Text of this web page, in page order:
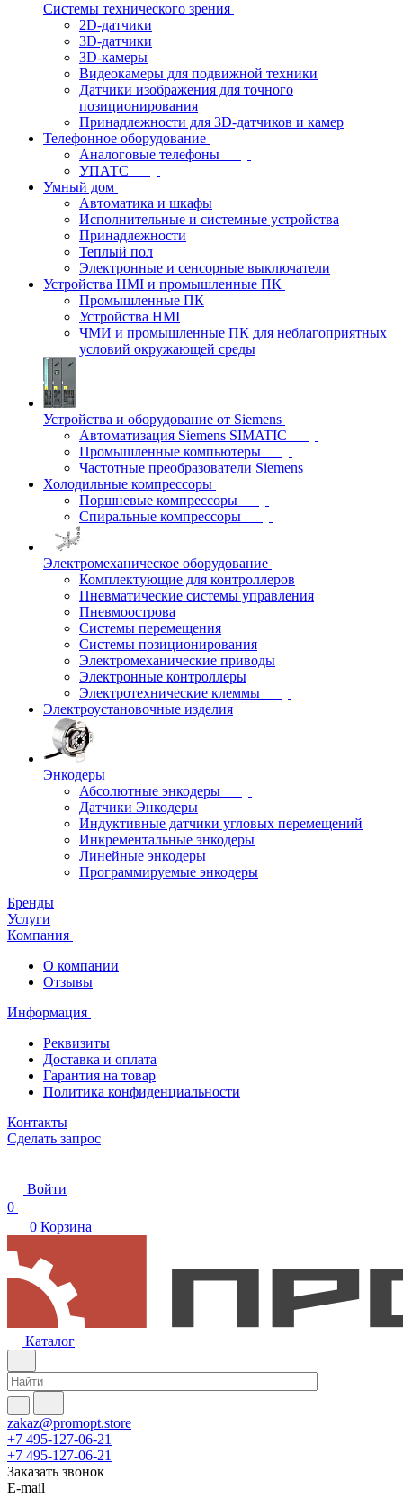
Системы технического зрения
2D-датчики
3D-датчики
3D-камеры
Видеокамеры для подвижной техники
Датчики изображения для точного
позиционирования
Принадлежности для 3D-датчиков и камер
Телефонное оборудование
Аналоговые телефоны
УПАТС
Умный дом
Автоматика и шкафы
Исполнительные и системные устройства
Принадлежности
Теплый пол
Электронные и сенсорные выключатели
Устройства HMI и промышленные ПК
Промышленные ПК
Устройства HMI
ЧМИ и промышленные ПК для неблагоприятных
условий окружающей среды
Устройства и оборудование от Siemens
Автоматизация Siemens SIMATIC
Промышленные компьютеры
Частотные преобразователи Siemens
Холодильные компрессоры
Поршневые компрессоры
Спиральные компрессоры
Электромеханическое оборудование
Комплектующие для контроллеров
Пневматические системы управления
Пневмоострова
Системы перемещения
Системы позиционирования
Электромеханические приводы
Электронные контроллеры
Электротехнические клеммы
Электроустановочные изделия
Энкодеры
Абсолютные энкодеры
Датчики Энкодеры
Индуктивные датчики угловых перемещений
Инкрементальные энкодеры
Линейные энкодеры
Программируемые энкодеры
Бренды
Услуги
Компания
О компании
Отзывы
Информация
Реквизиты
Доставка и оплата
Гарантия на товар
Политика конфиденциальности
Контакты
Сделать запрос
Войти
0
0 Корзина
Каталог
zakaz@promopt.store
+7 495-127-06-21
+7 495-127-06-21
Заказать звонок
E-mail